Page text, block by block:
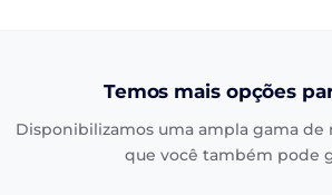
Temos mais opções
Disponibilizamos uma ampla gama de
que você também pode